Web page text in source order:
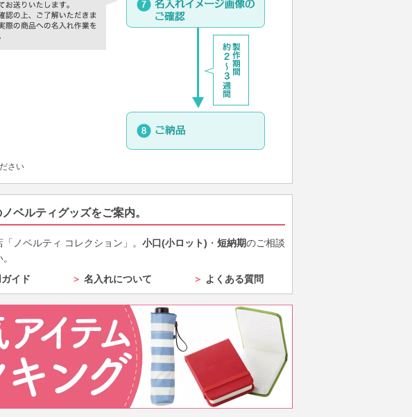
さい
ベルティグッズをご案内。
ノベルティ コレクション」。 小口(小ロット) ・ 短納期のご相談
イド ＞ 名入れについて ＞ よくある質問